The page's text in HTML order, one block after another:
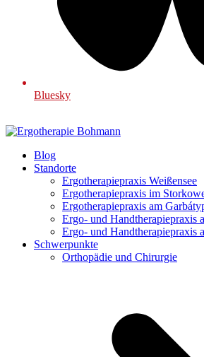
Bluesky
Blog
Standorte
Ergotherapiepraxis Weißensee
Ergotherapiepraxis im
Ergotherapiepraxis am
Ergo- und Handtherapiepraxis
Ergo- und Handtherapiepraxis
Schwerpunkte
Orthopädie und Chirurgie